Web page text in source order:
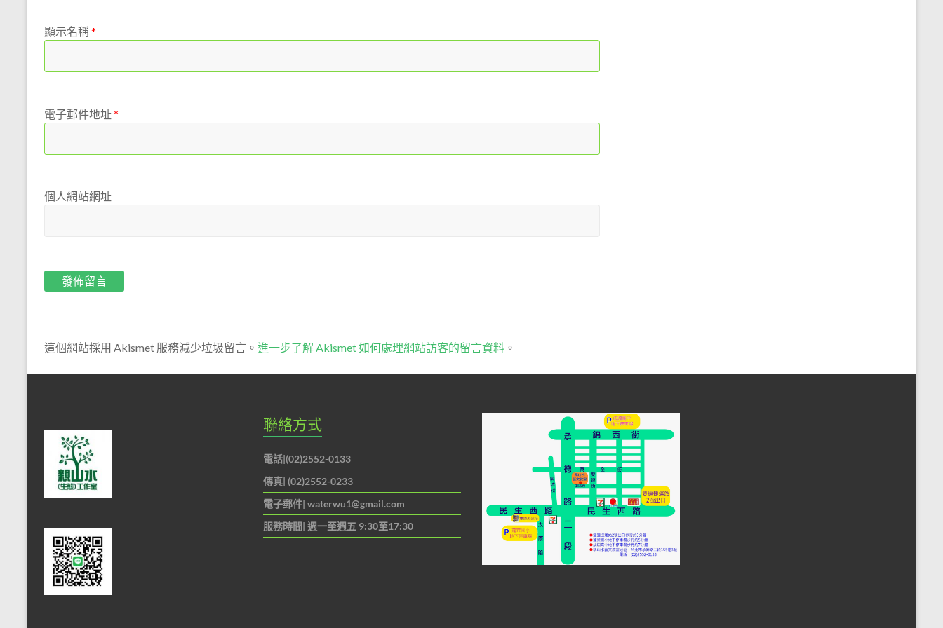
重
自
誠
懇
為
的
服
顯示名稱*
電子郵件地址*
個人網站網址
這個網站採用 Akismet 服務減少垃圾留言。 進一步了解 Akismet 如何處理網站訪客的留言資料 。
聯絡方式
電話|(02)2552-0133
傳真| (02)2552-0233
電子郵件| waterwu1@gmail.com
服務時間| 週一至週五 9:30至17:30